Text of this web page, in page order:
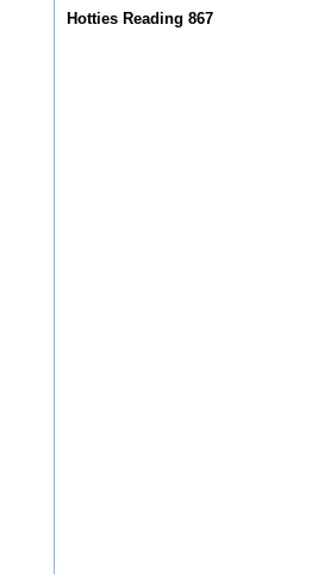
Hotties Reading 867